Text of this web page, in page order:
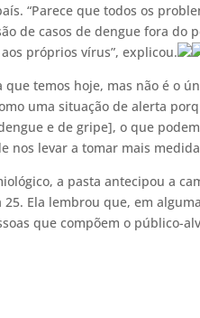
“Parece que todos os
de casos de dengue fora do
próprios vírus”, explicou.
temos hoje, mas não é o
uma situação de alerta
e de gripe], o que
nos levar a tomar mais
a pasta antecipou a
Ela lembrou que, em
que compõem o público-